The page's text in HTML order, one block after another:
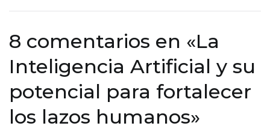
de
entradas
8 comentarios en «La
Inteligencia Artificial y su
potencial para fortalecer
los lazos humanos»